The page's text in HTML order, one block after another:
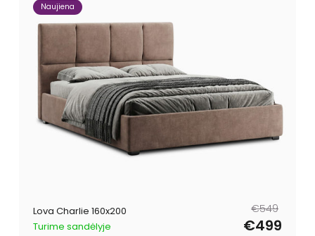
Naujiena
Lova Charlie 160x200
Turime sandėlyje
Parastā
cena
€549
Pārdošanas
cena€499